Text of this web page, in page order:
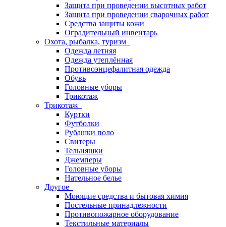
Защита при проведении высотных работ
Защита при проведении сварочных работ
Средства защиты кожи
Оградительный инвентарь
Охота, рыбалка, туризм
Одежда летняя
Одежда утеплённая
Противоэнцефалитная одежда
Обувь
Головные уборы
Трикотаж
Трикотаж
Куртки
Футболки
Рубашки поло
Свитеры
Тельняшки
Джемперы
Головные уборы
Нательное белье
Другое
Моющие средства и бытовая химия
Постельные принадлежности
Противопожарное оборудование
Текстильные материалы